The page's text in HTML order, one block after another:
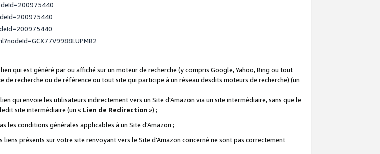
qui est généré par ou affiché sur un moteur de recherche (y compris Google, Yahoo, Bing ou tout
recherche ou de référence ou tout site qui participe à un réseau desdits moteurs de recherche) (un
qui envoie les utilisateurs indirectement vers un Site d'Amazon via un site intermédiaire, sans que le
site intermédiaire (un « Lien de Redirection ») ;
les conditions générales applicables à un Site d'Amazon ;
présents sur votre site renvoyant vers le Site d’Amazon concerné ne sont pas correctement